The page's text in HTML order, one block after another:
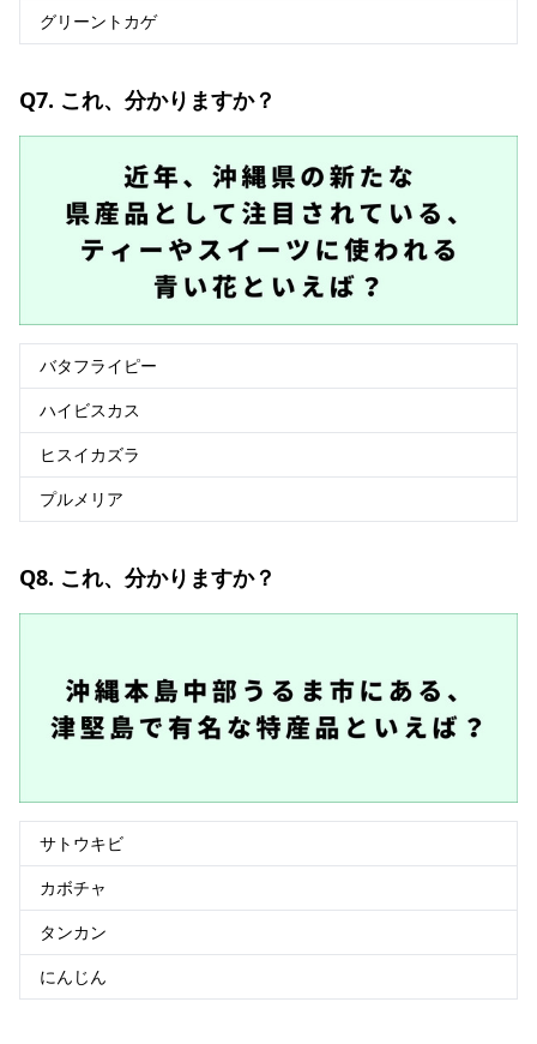
グリーントカゲ
Q7. これ、分かりますか？
バタフライピー
ハイビスカス
ヒスイカズラ
プルメリア
Q8. これ、分かりますか？
サトウキビ
カボチャ
タンカン
にんじん